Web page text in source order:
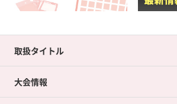
取扱タイトル
大会情報